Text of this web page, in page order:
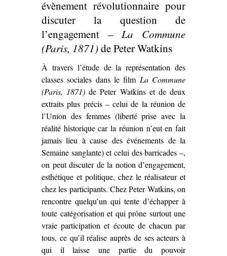
évènement révolutionnaire pour
discuter la question de
l’engagement –La Commune
(Paris, 1871) de Peter Watkins
À travers l’étude de la représentation des
classes sociales dans le film La Commune
(Paris, 1871) de Peter Watkins et de deux
extraits plus précis – celui de la réunion de
l’Union des femmes (liberté prise avec la
réalité historique car la réunion n’eut en fait
jamais lieu à cause des événements de la
Semaine sanglante) et celui des barricades –,
on peut discuter de la notion d’engagement,
esthétique et politique, chez le réalisateur et
chez les participants. Chez Peter Watkins, on
rencontre quelqu’un qui tente d’échapper à
toute catégorisation et qui prône surtout une
vraie participation et écoute de chacun par
tous, ce qu’il réalise auprès de ses acteurs à
qui il laisse une partie du pouvoir